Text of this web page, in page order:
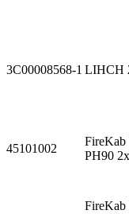
3С00008568-1 LIHCH
45101002
PH90